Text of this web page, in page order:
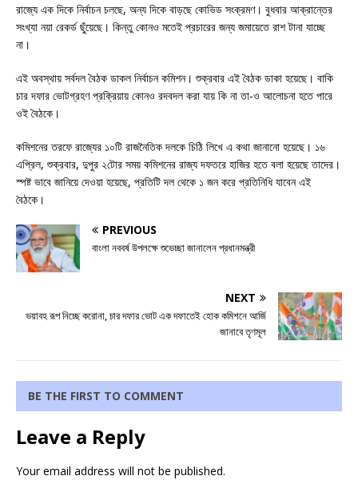
রাজ্যে এক দিকে নির্বাচন চলছে, অন্য দিকে বাড়ছে কোভিড সংক্রমণ। বুধবার আক্রান্তের
সংখ্যা নয়া রেকর্ড ছুঁয়েছে। কিন্তু কোনও মতেই প্রচারের জন্য জমায়েতে রাশ টানা যাচ্ছে
না।
এই অবস্থায় সর্বদল বৈঠক ডাকল নির্বাচন কমিশন। শুক্রবার এই বৈঠক ডাকা হয়েছে। বাকি
চার দফার ভোটগ্রহণ প্রক্রিয়ায় কোনও রদবদল করা যায় কি না তা-ও আলোচনা হতে পারে
ওই বৈঠকে।
কমিশনের তরফে রাজ্যের ১০টি রাজনৈতিক দলকে চিঠি লিখে এ কথা জানানো হয়েছে। ১৬
এপ্রিল, শুক্রবার, দুপুর ২টোর সময় কমিশনের রাজ্য দফতরে হাজির হতে বলা হয়েছে তাদের।
স্পষ্ট ভাবে জানিয়ে দেওয়া হয়েছে, প্রতিটি দল থেকে ১ জন করে প্রতিনিধি যাবেন এই
বৈঠকে।
PREVIOUS
বাংলা নববর্ষ উপলক্ষে শুভেচ্ছা জানালেন প্রধানমন্ত্রী
NEXT
ভয়াবহ রূপ নিচ্ছে করোনা, চার দফার ভোট এক দফাতেই হোক কমিশনে আর্জি
জানাবে তৃণমূল
BE THE FIRST TO COMMENT
Leave a Reply
Your email address will not be published.